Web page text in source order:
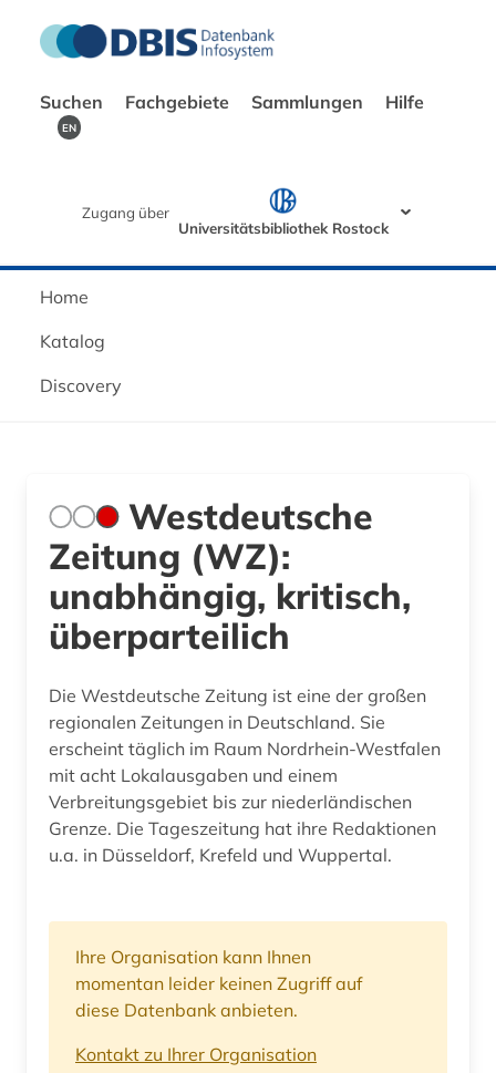
Suchen Fachgebiete Sammlungen Hilfe
EN
Zugang über
Universitätsbibliothek Rostock
Home
Katalog
Discovery
Westdeutsche
Zeitung (WZ):
unabhängig, kritisch,
überparteilich
Die Westdeutsche Zeitung ist eine der großen
regionalen Zeitungen in Deutschland. Sie
erscheint täglich im Raum Nordrhein-Westfalen
mit acht Lokalausgaben und einem
Verbreitungsgebiet bis zur niederländischen
Grenze. Die Tageszeitung hat ihre Redaktionen
u.a. in Düsseldorf, Krefeld und Wuppertal.
Ihre Organisation kann Ihnen
momentan leider keinen Zugriff auf
diese Datenbank anbieten.
Kontakt zu Ihrer Organisation